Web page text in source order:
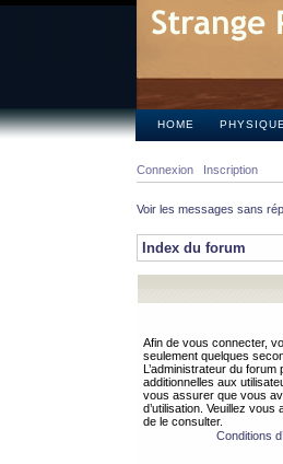
HOME PHYSIQUE
Connexion Inscription
Voir les messages sans
Index du forum
Afin de vous connecter,
seulement quelques
L’administrateur du
additionnelles aux
vous assurer que vous
d’utilisation. Veuillez
de le consulter.
Conditions